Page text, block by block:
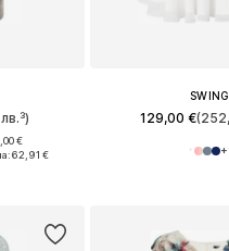
€
62,91 €
SWING
129,00 €
+